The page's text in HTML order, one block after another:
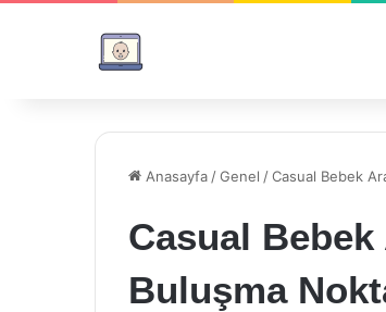
Anasayfa /Genel /Casual Bebek
Casual Bebek
Buluşma